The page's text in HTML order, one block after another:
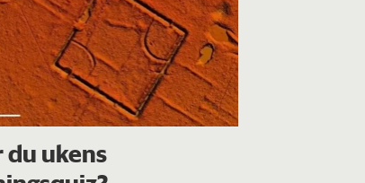
du ukens